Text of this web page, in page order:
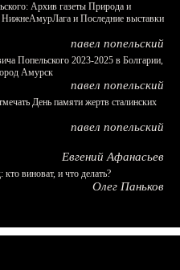
Архив газеты Природа и
НижнеАмурЛага и Последние выставки
павел попельский
Попельского 2023-2025 в Болгарии,
Амурск
павел попельский
День памяти жертв сталинских
павел попельский
Евгений Афанасьев
виноват, и что делать?
Олег Паньков